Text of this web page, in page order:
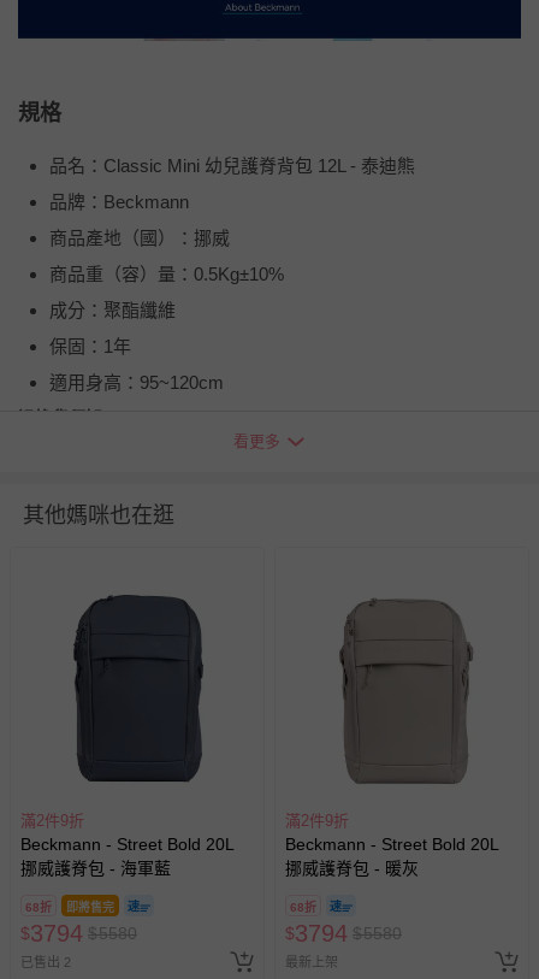
規格
品名：Classic Mini 幼兒護脊背包 12L - 泰迪熊
品牌：Beckmann
商品產地（國）：挪威
商品重（容）量：0.5Kg±10%
成分：聚酯纖維
保固：1年
適用身高：95~120cm
您所購買的商品享有7天的鑑賞期／猶豫期權益，但此期間
包含完整包裝、配件、說明文件及贈品等。
瑕疵退換貨所產生的運費，將由媽咪愛負責處理，若非瑕疵
退貨，您可至『查詢訂單』>『已出貨』中查詢該筆訂單，
並點選『我要退貨』即可進行申請。若有相關退貨問題，請
至媽咪愛
LINE@客服ID: @mamilove
我們將依序為您處理
與服務，謝謝。
針對滿件折/滿額贈…等活動，如因部份退貨，而該訂單保
留商品未達活動門檻，將以原價計算，活動贈品亦需一併退
回。
部分商品依據消費者保護法的規定，不適用七天鑑賞期/猶
豫期範圍：
易於腐敗、保存期限較短或解約時即將逾期（例如生鮮
看更多
其他媽咪也在逛
滿2件9折
Beckmann - Street Bold 20L
挪威護脊包 - 海軍藍
68折 即將售完
$3794 $5580
已售出 2
滿2件9折
Beckmann - Street Bold 20L
挪威護脊包 - 暖灰
68折
$3794 $5580
最新上架